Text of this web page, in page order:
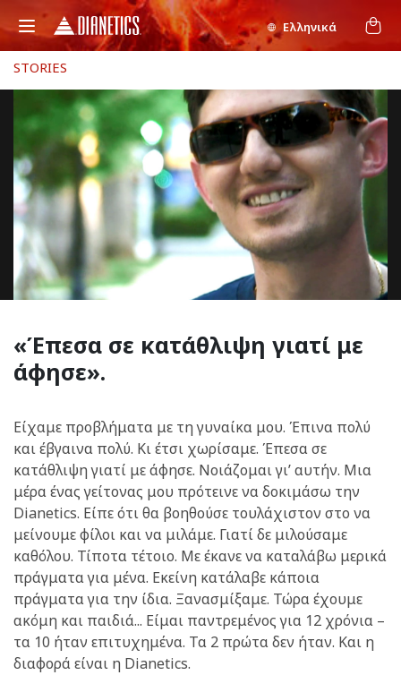
Ελληνικά
STORIES
«Έπεσα σε κατάθλιψη γιατί με
άφησε».
Είχαμε προβλήματα με τη γυναίκα μου. Έπινα πολύ
και έβγαινα πολύ. Κι έτσι χωρίσαμε. Έπεσα σε
κατάθλιψη γιατί με άφησε. Νοιάζομαι γι’ αυτήν. Μια
μέρα ένας γείτονας μου πρότεινε να δοκιμάσω την
Dianetics. Είπε ότι θα βοηθούσε τουλάχιστον στο να
μείνουμε φίλοι και να μιλάμε. Γιατί δε μιλούσαμε
καθόλου. Τίποτα τέτοιο. Με έκανε να καταλάβω μερικά
πράγματα για μένα. Εκείνη κατάλαβε κάποια
πράγματα για την ίδια. Ξανασμίξαμε. Τώρα έχουμε
ακόμη και παιδιά... Είμαι παντρεμένος για 12 χρόνια –
τα 10 ήταν επιτυχημένα. Τα 2 πρώτα δεν ήταν. Και η
διαφορά είναι η Dianetics.